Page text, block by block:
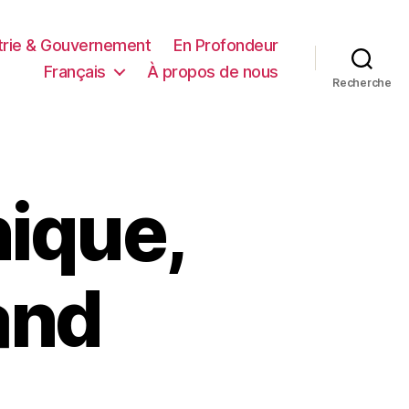
& Gouvernement
En Profondeur
Français
À propos de nous
Recherche